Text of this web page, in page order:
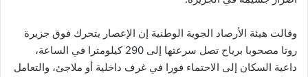
وقالت هيئة الأرصاد الجوية الوطنية إن الإعصار يتحرك فوق جزيرة
روتا مصحوبا برياح تصل سرعتها إلى 290 كيلومترا في الساعة،
داعية السكان إلى الاحتماء فورا في غرف داخلية أو ملاجئ، والتعامل